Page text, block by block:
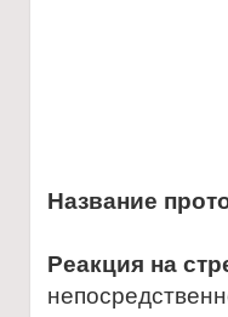
Название
Реакция на